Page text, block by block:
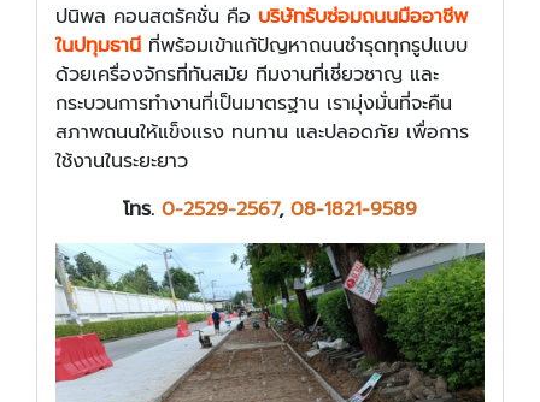
ปนิพล คอนสตรัคชั่น คือ บริษัทรับซ่อมถนนมืออาชีพ
ในปทุมธานี ที่พร้อมเข้าแก้ปัญหาถนนชำรุดทุกรูปแบบ
ด้วยเครื่องจักรที่ทันสมัย ทีมงานที่เชี่ยวชาญ และ
กระบวนการทำงานที่เป็นมาตรฐาน เรามุ่งมั่นที่จะคืน
สภาพถนนให้แข็งแรง ทนทาน และปลอดภัย เพื่อการ
ใช้งานในระยะยาว
โทร. 0-2529-2567,08-1821-9589